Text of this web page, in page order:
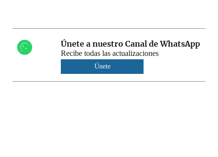
Únete a nuestro Canal de WhatsApp
Recibe todas las actualizaciones
Únete